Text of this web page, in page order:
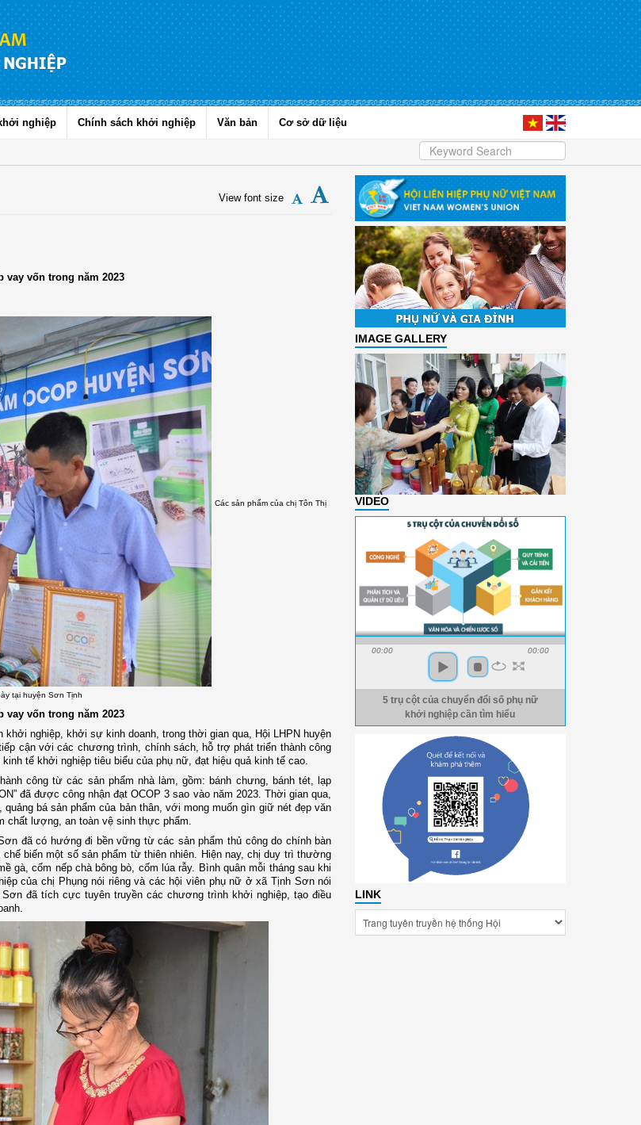
nghiệp Chính sách khởi nghiệp Văn bản Cơ sở dữ liệu
View font size
vay vốn trong năm 2023
Các sản phẩm của chị Tôn Thị
tại huyện Sơn Tịnh
vay vốn trong năm 2023
nghiệp, khởi sự kinh doanh, trong thời gian qua, Hội LHPN huyện
cận với các chương trình, chính sách, hỗ trợ phát triển thành công
tế khởi nghiệp tiêu biểu của phụ nữ, đạt hiệu quả kinh tế cao.
công từ các sản phẩm nhà làm, gồm: bánh chưng, bánh tét, lạp
đã được công nhận đạt OCOP 3 sao vào năm 2023. Thời gian qua,
bá sản phẩm của bản thân, với mong muốn gìn giữ nét đẹp văn
chất lượng, an toàn vệ sinh thực phẩm.
đã có hướng đi bền vững từ các sản phẩm thủ công do chính bàn
biến một số sản phẩm từ thiên nhiên. Hiện nay, chị duy trì thường
gà, cốm nếp chà bông bò, cốm lúa rẫy. Bình quân mỗi tháng sau khi
của chị Phụng nói riêng và các hội viên phụ nữ ở xã Tịnh Sơn nói
đã tích cực tuyên truyền các chương trình khởi nghiệp, tạo điều
IMAGE GALLERY
VIDEO
00:00 00:00
5 trụ cột của chuyển đổi số phụ nữ
khởi nghiệp cần tìm hiểu
LINK